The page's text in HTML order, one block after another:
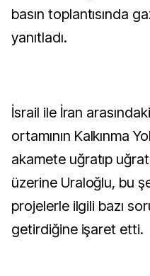
basın toplantısında
yanıtladı.
İsrail ile İran
ortamının Kalkınma
akamete uğratıp
üzerine Uraloğlu, bu
projelerle ilgili bazı
getirdiğine işaret etti.